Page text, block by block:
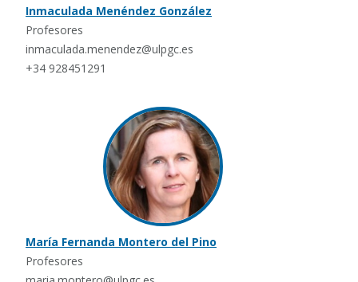
Inmaculada Menéndez González
Profesores
inmaculada.menendez@ulpgc.es
+34 928451291
María Fernanda Montero del Pino
Profesores